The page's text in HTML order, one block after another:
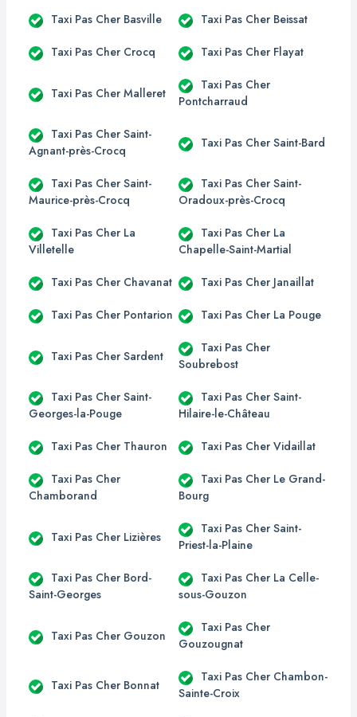
Taxi Pas Cher Basville Taxi Pas Cher Beissat
Taxi Pas Cher Crocq Taxi Pas Cher Flayat
Taxi Pas Cher Malleret
Taxi Pas Cher
Pontcharraud
Taxi Pas Cher Saint-
Agnant-près-Crocq
Taxi Pas Cher Saint-Bard
Taxi Pas Cher Saint-
Maurice-près-Crocq
Taxi Pas Cher Saint-
Oradoux-près-Crocq
Taxi Pas Cher La
Villetelle
Taxi Pas Cher La
Chapelle-Saint-Martial
Taxi Pas Cher Chavanat Taxi Pas Cher Janaillat
Taxi Pas Cher Pontarion Taxi Pas Cher La Pouge
Taxi Pas Cher Sardent
Taxi Pas Cher
Soubrebost
Taxi Pas Cher Saint-
Georges-la-Pouge
Taxi Pas Cher Saint-
Hilaire-le-Château
Taxi Pas Cher Thauron Taxi Pas Cher Vidaillat
Taxi Pas Cher
Chamborand
Taxi Pas Cher Le Grand-
Bourg
Taxi Pas Cher Lizières
Taxi Pas Cher Saint-
Priest-la-Plaine
Taxi Pas Cher Bord-
Saint-Georges
Taxi Pas Cher La Celle-
sous-Gouzon
Taxi Pas Cher Gouzon
Taxi Pas Cher
Gouzougnat
Taxi Pas Cher Bonnat
Taxi Pas Cher Chambon-
Sainte-Croix